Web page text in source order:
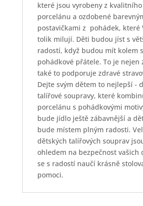
které jsou vyrobeny z
porcelánu a ozdobené
postavičkami z pohádek, které
tolik milují. Děti budou jíst s
radostí, když budou mít kolem
pohádkové přátele. To je nejen
také to podporuje zdravé
Dejte svým dětem to nejlepší -
talířové soupravy, které
porcelánu s pohádkovými
bude jídlo ještě zábavnější a
bude místem plným radosti.
dětských talířových souprav
ohledem na bezpečnost vašich
se s radostí naučí krásně
pomoci.